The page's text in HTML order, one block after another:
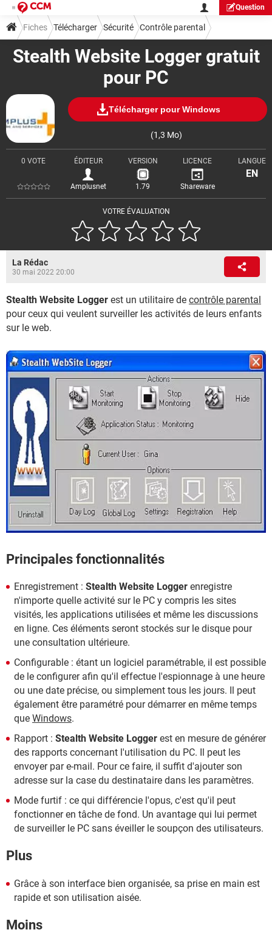
Question
Stealth Website Logger gratuit
pour PC
Télécharger pour Windows
(1,3 Mo)
VOTRE ÉVALUATION
0 VOTE ÉDITEUR
Amplusnet
VERSION
1.79
LICENCE
Shareware
LANGUE
EN
Fiches Télécharger Sécurité Contrôle parental
La Rédac
30 mai 2022 20:00
Stealth Website Logger est un utilitaire de contrôle parental
pour ceux qui veulent surveiller les activités de leurs enfants
sur le web.
Principales fonctionnalités
Enregistrement : Stealth Website Logger enregistre
n'importe quelle activité sur le PC y compris les sites
visités, les applications utilisées et même les discussions
en ligne. Ces éléments seront stockés sur le disque pour
une consultation ultérieure.
Configurable : étant un logiciel paramétrable, il est possible
de le configurer afin qu'il effectue l'espionnage à une heure
ou une date précise, ou simplement tous les jours. Il peut
également être paramétré pour démarrer en même temps
que Windows.
Rapport : Stealth Website Logger est en mesure de générer
des rapports concernant l'utilisation du PC. Il peut les
envoyer par e-mail. Pour ce faire, il suffit d'ajouter son
adresse sur la case du destinataire dans les paramètres.
Mode furtif : ce qui différencie l'opus, c'est qu'il peut
fonctionner en tâche de fond. Un avantage qui lui permet
de surveiller le PC sans éveiller le soupçon des utilisateurs.
Plus
Grâce à son interface bien organisée, sa prise en main est
rapide et son utilisation aisée.
Moins